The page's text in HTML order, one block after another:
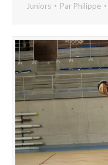
Juniors Par Philippe